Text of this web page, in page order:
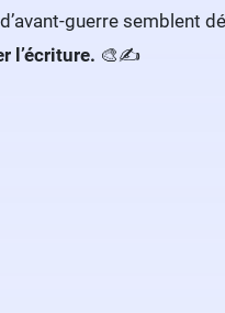
guerre semblent
l’écriture. 🎨✍️